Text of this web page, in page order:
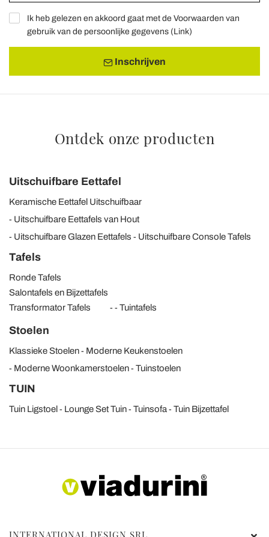
Ik heb gelezen en akkoord gaat met de Voorwaarden van
gebruik van de persoonlijke gegevens (Link)
Inschrijven
Ontdek onze producten
Uitschuifbare Eettafel
Keramische Eettafel Uitschuifbaar
Uitschuifbare Eettafels van Hout
Uitschuifbare Glazen Eettafels
Uitschuifbare Console Tafels
Tafels
Ronde Tafels
Salontafels en Bijzettafels
Transformator Tafels
Tuintafels
Stoelen
Klassieke Stoelen
Moderne Keukenstoelen
Moderne Woonkamerstoelen
Tuinstoelen
TUIN
Tuin Ligstoel Lounge Set Tuin Tuinsofa Tuin Bijzettafel
INTERNATIONAL DESIGN SRL